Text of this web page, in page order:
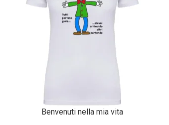
Benvenuti nella mia vita